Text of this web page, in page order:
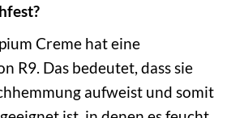
Creme hat eine
R9. Das bedeutet, dass sie
aufweist und somit